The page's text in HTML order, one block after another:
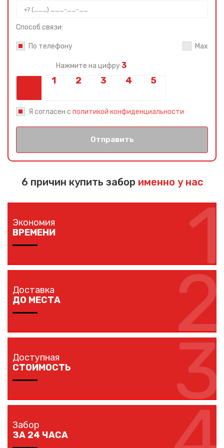
Способ связи:
По телефону Max
Нажмите на цифру 3
Я согласен с политикой конфиденциальности
Отправить
6 причин купить забор именно у нас
1
Экономия
ВРЕМЕНИ
зависимости от длины забора, способа монтажа и
наличия ворот и калиток.
2
Доставка
ДО МЕСТА
Мы доставляем комплектующие забора на любой
объект в вашем городе в кратчайшие сроки
собственным транспортом.
3
Доступная
СТОИМОСТЬ
решений по конкурентной цене.
Забор
ЗА 24 ЧАСА